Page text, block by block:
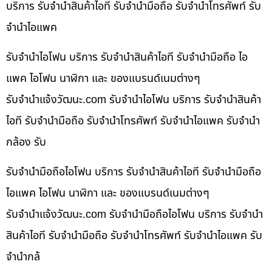
บริการ รับจำนำสินค้าไอที รับจำนำมือถือ รับจำนำโทรศัพท์ รับ
จำนำไอแพค
รับจำนำไอโฟน บริการ รับจำนำสินค้าไอที รับจำนำมือถือ ไอ
แพค ไอโฟน นาฬิกา และ ของแบรนด์เนมต่างๆ
รับจํานําแจ้งวัฒนะ.com รับจำนำไอโฟน บริการ รับจำนำสินค้า
ไอที รับจำนำมือถือ รับจำนำโทรศัพท์ รับจำนำไอแพค รับจำนำ
กล้อง รับ
รับจำนำมือถือไอโฟน บริการ รับจำนำสินค้าไอที รับจำนำมือถือ
ไอแพค ไอโฟน นาฬิกา และ ของแบรนด์เนมต่างๆ
รับจํานําแจ้งวัฒนะ.com รับจำนำมือถือไอโฟน บริการ รับจำนำ
สินค้าไอที รับจำนำมือถือ รับจำนำโทรศัพท์ รับจำนำไอแพค รับ
จำนำกล้